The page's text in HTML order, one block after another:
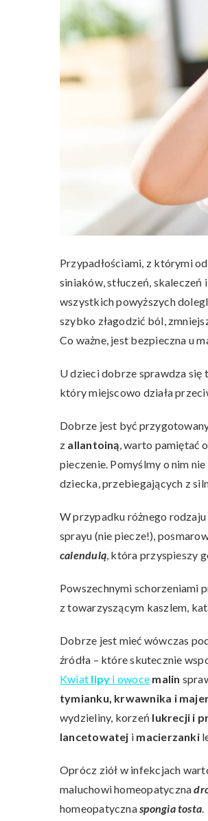
Przypadłościami, z którymi
siniaków, stłuczeń,
wszystkich powyższych
szybko złagodzić ból,
Co ważne, jest bezpieczna u
U dzieci dobrze sprawdza się
który miejscowo działa
Dobrze jest być
z allantoiną, warto pamiętać
pieczenie. Pomyślmy o nim
dziecka, przebiegających z
W przypadku różnego
sprayu (nie piecze!),
calendulą, która przyspieszy
Powszechnymi schorzeniami
z towarzyszącym kaszlem,
Dobrze jest mieć wówczas
źródła – które skutecznie
Kwiat lipy i owoce malin
tymianku, krwawnika i
wydzieliny, korzeń lukrecji i
lancetowatej i macierzanki
Oprócz ziół w infekcjach
maluchowi homeopatyczna
homeopatycznaspongia tosta.